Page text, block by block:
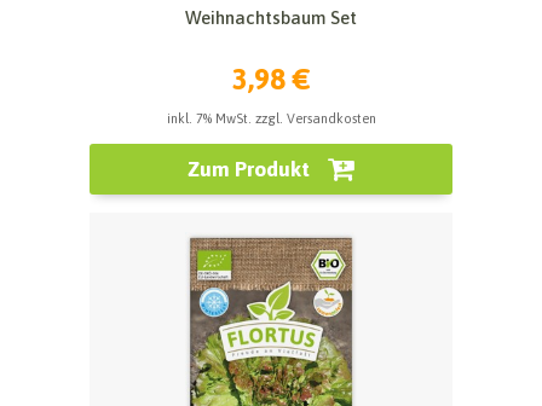
Weihnachtsbaum Set
3,98 €
inkl. 7% MwSt. zzgl. Versandkosten
Zum Produkt